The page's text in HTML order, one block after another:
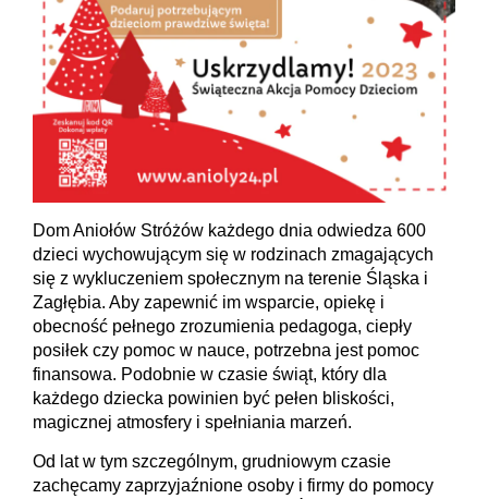
Dom Aniołów Stróżów każdego dnia odwiedza 600
dzieci wychowującym się w rodzinach zmagających
się z wykluczeniem społecznym na terenie Śląska i
Zagłębia. Aby zapewnić im wsparcie, opiekę i
obecność pełnego zrozumienia pedagoga, ciepły
posiłek czy pomoc w nauce, potrzebna jest pomoc
finansowa. Podobnie w czasie świąt, który dla
każdego dziecka powinien być pełen bliskości,
magicznej atmosfery i spełniania marzeń.
Od lat w tym szczególnym, grudniowym czasie
zachęcamy zaprzyjaźnione osoby i firmy do pomocy